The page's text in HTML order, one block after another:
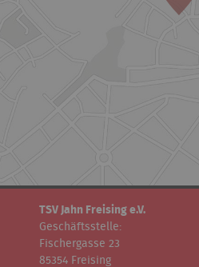
TSV Jahn Freising e.V.
Geschäftsstelle:
Fischergasse 23
85354 Freising